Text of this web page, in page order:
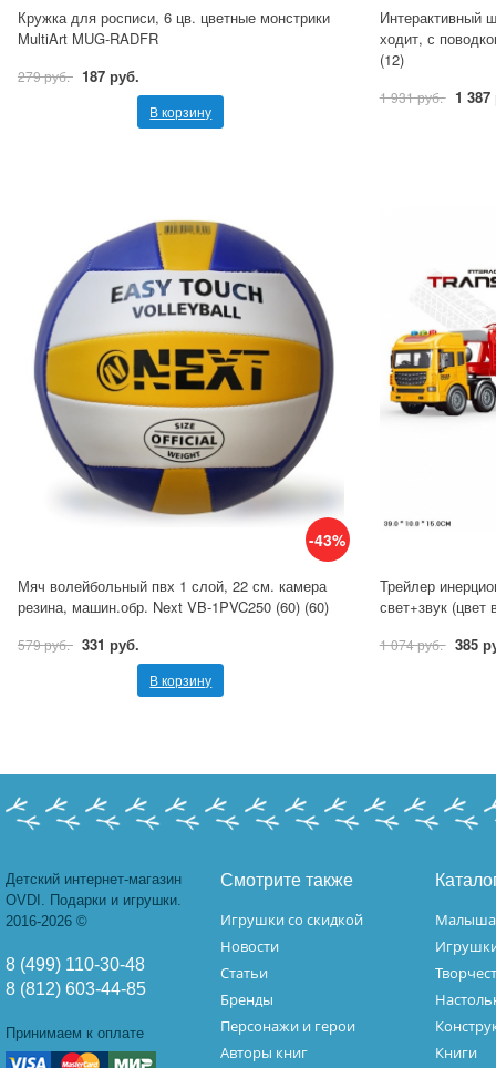
Кружка для росписи, 6 цв. цветные монстрики
MultiArt MUG-RADFR
279 руб. 187 руб.
В корзину
Интерактивный
ходит, с
(12)
1 931 руб. 1 387
-43%
Мяч волейбольный пвх 1 слой, 22 см. камера
резина, машин.обр. Next VB-1PVC250 (60) (60)
579 руб. 331 руб.
В корзину
Трейлер
свет+звук (цвет
1 074 руб. 385
Детский интернет-магазин
OVDI. Подарки и игрушки.
2016-2026 ©
8 (499) 110-30-48
8 (812) 603-44-85
Принимаем к оплате
Смотрите также
Игрушки со скидкой
Новости
Статьи
Бренды
Персонажи и герои
Авторы книг
Книги